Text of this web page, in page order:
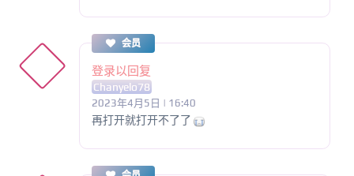
会员
登录以回复
Chanyelo78
2023年4月5日 | 16:40
再打开就打开不了了